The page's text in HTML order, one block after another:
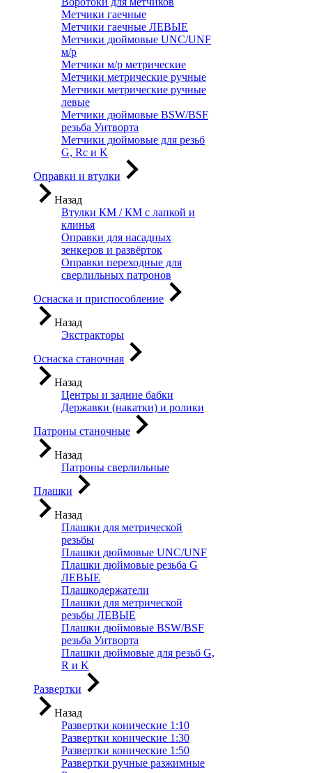
Метчики гаечные
Метчики гаечные ЛЕВЫЕ
Метчики дюймовые UNC/UNF
м/р
Метчики м/р метрические
Метчики метрические ручные
Метчики метрические ручные
левые
Метчики дюймовые BSW/BSF
резьба Уитворта
Метчики дюймовые для резьб
G, Rc и K
Оправки и втулки
Назад
Втулки КМ / КМ с лапкой и
клинья
Оправки для насадных
зенкеров и развёрток
Оправки переходные для
сверлильных патронов
Оснаска и приспособление
Назад
Экстракторы
Оснаска станочная
Назад
Центры и задние бабки
Державки (накатки) и ролики
Патроны станочные
Назад
Патроны сверлильные
Плашки
Назад
Плашки для метрической
резьбы
Плашки дюймовые UNC/UNF
Плашки дюймовые резьба G
ЛЕВЫЕ
Плашкодержатели
Плашки для метрической
резьбы ЛЕВЫЕ
Плашки дюймовые BSW/BSF
резьба Уитворта
Плашки дюймовые для резьб G,
R и K
Развертки
Назад
Развертки конические 1:10
Развертки конические 1:30
Развертки конические 1:50
Развертки ручные разжимные